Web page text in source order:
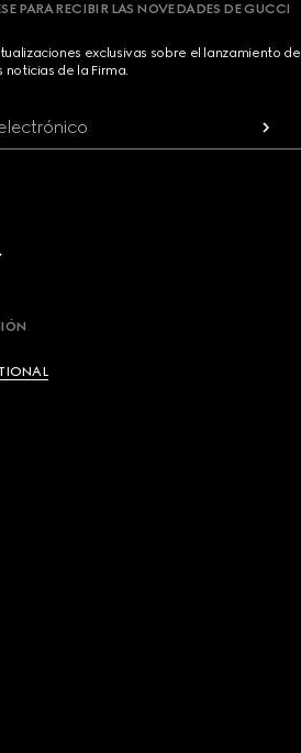
PARA RECIBIR LAS NOVEDADES DE GUCCI
exclusivas sobre el lanzamiento
noticias de la Firma.